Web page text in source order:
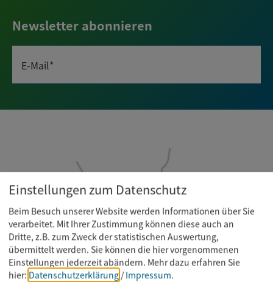
Newsletter abonnieren
E-Mail*
Einstellungen zum Datenschutz
Beim Besuch unserer Website werden Informationen über Sie
verarbeitet. Mit Ihrer Zustimmung können diese auch an
Dritte, z.B. zum Zweck der statistischen Auswertung,
übermittelt werden. Sie können die hier vorgenommenen
Einstellungen jederzeit abändern. Mehr dazu erfahren Sie
hier: Datenschutzerklärung / Impressum.